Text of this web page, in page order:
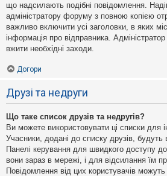
що надсилають подібні повідомлення.
адміністратору форуму з повною копією
важливо включити усі заголовки, в яких
інформація про відправника.
вжити необхідні заходи.
Догори
Друзі та недруги
Що таке список друзів та недругів?
Ви можете використовувати ці списки для
Учасники, додані до списку друзів, будуть
Панелі керування для швидкого доступу
вони зараз в мережі, і для відсилання їм
Повідомлення від цих користувачів